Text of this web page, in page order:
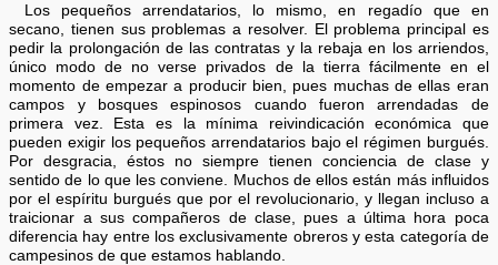
Los pequeños arrendatarios, lo mismo, en regadío que en
secano, tienen sus problemas a resolver. El problema principal es
pedir la prolongación de las contratas y la rebaja en los arriendos,
único modo de no verse privados de la tierra fácilmente en el
momento de empezar a producir bien, pues muchas de ellas eran
campos y bosques espinosos cuando fueron arrendadas de
primera vez. Esta es la mínima reivindicación económica que
pueden exigir los pequeños arrendatarios bajo el régimen burgués.
Por desgracia, éstos no siempre tienen conciencia de clase y
sentido de lo que les conviene. Muchos de ellos están más influidos
por el espíritu burgués que por el revolucionario, y llegan incluso a
traicionar a sus compañeros de clase, pues a última hora poca
diferencia hay entre los exclusivamente obreros y esta categoría de
campesinos de que estamos hablando.